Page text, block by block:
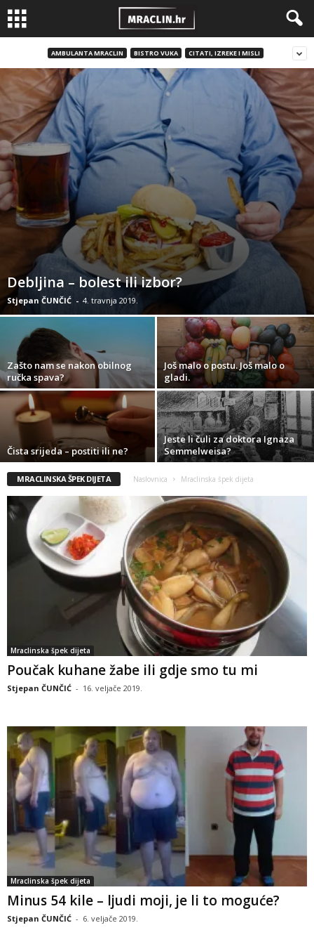
AMBULANTA MRACLIN BISTRO VUKA CITATI, IZREKE I MISLI
Debljina – bolest ili izbor?
Stjepan ČUNČIĆ - 4. travnja 2019.
Zašto nam se nakon obilnog
ručka spava?
Još malo o postu. Još malo o
gladi.
Čista srijeda – postiti ili ne?
Jeste li čuli za doktora Ignaza
Semmelweisa?
MRACLINSKA ŠPEK DIJETA Naslovnica Mraclinska špek dijeta
Mraclinska špek dijeta
Poučak kuhane žabe ili gdje smo tu mi
Stjepan ČUNČIĆ - 16. veljače 2019.
Mraclinska špek dijeta
Minus 54 kile – ljudi moji, je li to moguće?
Stjepan ČUNČIĆ - 6. veljače 2019.